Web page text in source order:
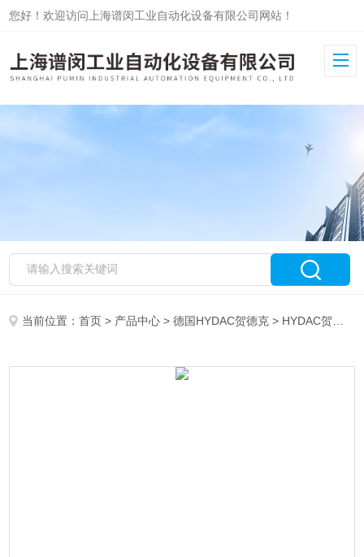
您好！欢迎访问上海谱闵工业自动化设备有限公司网站！
当前位置：首页 > 产品中心 >德国HYDAC贺德克 > HYDAC贺德克传感器